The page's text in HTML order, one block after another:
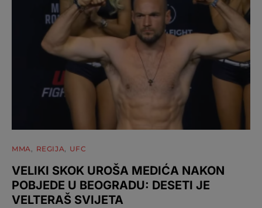
MMA REGIJA UFC
VELIKI SKOK UROŠA MEDIĆA NAKON
POBJEDE U BEOGRADU: DESETI JE
VELTERAŠ SVIJETA